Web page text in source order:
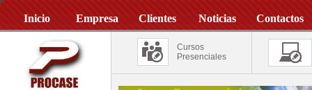
Inicio Empresa Clientes Noticias Contactos
Cursos
Presenciales